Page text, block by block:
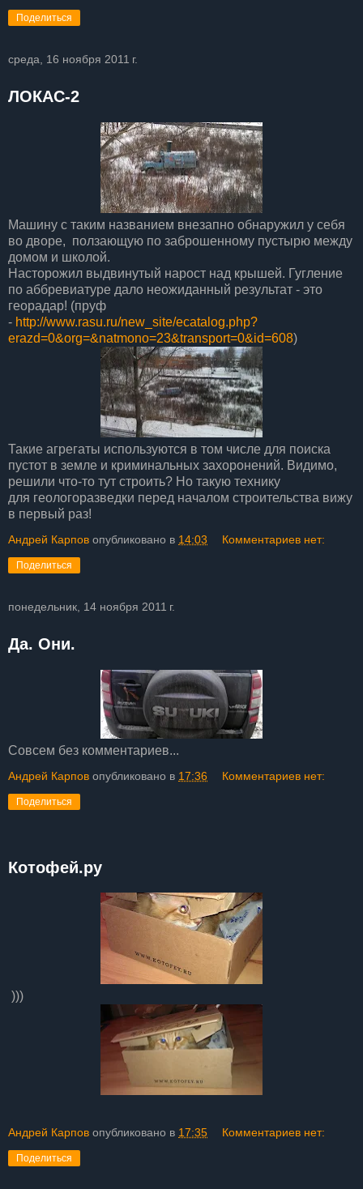
Поделиться
среда, 16 ноября 2011 г.
ЛОКАС-2
Машину с таким названием внезапно обнаружил у себя
во дворе, ползающую по заброшенному пустырю между
домом и школой.
Насторожил выдвинутый нарост над крышей. Гугление
по аббревиатуре дало неожиданный результат - это
георадар! (пруф
- http://www.rasu.ru/new_site/ecatalog.php?
erazd=0&org=&natmono=23&transport=0&id=608)
Такие агрегаты используются в том числе для поиска
пустот в земле и криминальных захоронений. Видимо,
решили что-то тут строить? Но такую технику
для геологоразведки перед началом строительства вижу
в первый раз!
Андрей Карпов опубликовано в 14:03 Комментариев нет:
Поделиться
понедельник, 14 ноября 2011 г.
Да. Они.
Совсем без комментариев...
Андрей Карпов опубликовано в 17:36 Комментариев нет:
Поделиться
Котофей.ру
)))
Андрей Карпов опубликовано в 17:35 Комментариев нет:
Поделиться